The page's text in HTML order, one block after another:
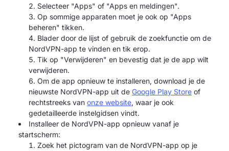
Selecteer "Apps" of "Apps en meldingen".
Op sommige apparaten moet je ook op "Apps
beheren" tikken.
Blader door de lijst of gebruik de zoekfunctie om de
NordVPN-app te vinden en tik erop.
Tik op "Verwijderen" en bevestig dat je de app wilt
verwijderen.
Om de app opnieuw te installeren, download je de
nieuwste NordVPN-app uit de Google Play Store of
rechtstreeks van onze website, waar je ook
gedetailleerde instelgidsen vindt.
Installeer de NordVPN-app opnieuw vanaf je
startscherm:
Zoek het pictogram van de NordVPN-app op je